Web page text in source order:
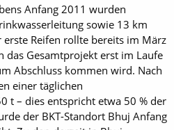
Anfang 2011 wurden
sowie 13 km
Reifen rollte bereits im März
das Gesamtprojekt erst im Laufe
Abschluss kommen wird. Nach
einer täglichen
t – dies entspricht etwa 50 % der
der BKT-Standort Bhuj Anfang